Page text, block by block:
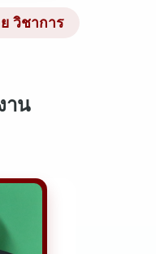
วิชาการ
าน